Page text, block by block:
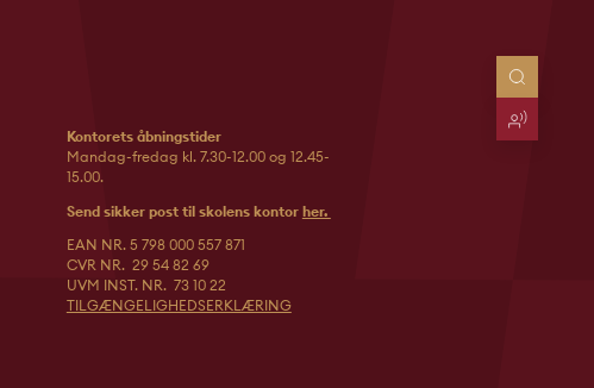
Kontorets åbningstider
Mandag-fredag kl. 7.30-12.00 og 12.45-
15.00.
Send sikker post til skolens kontor her.
EAN NR. 5 798 000 557 871
CVR NR. 29 54 82 69
UVM INST. NR. 73 10 22
TILGÆNGELIGHEDSERKLÆRING